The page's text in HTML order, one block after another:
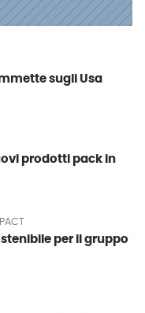
sugli Usa
prodotti pack in
per il gruppo